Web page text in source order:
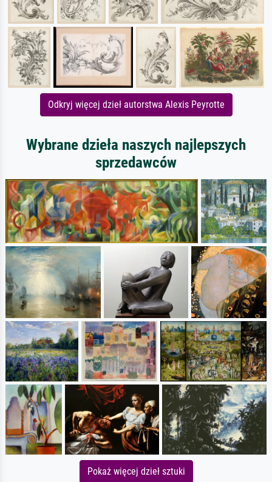
Odkryj więcej dzieł autorstwa Alexis Peyrotte
Wybrane dzieła naszych najlepszych
sprzedawców
Pokaż więcej dzieł sztuki